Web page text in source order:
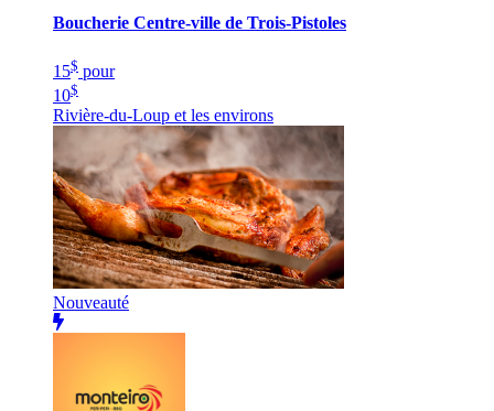
Boucherie Centre-ville de Trois-Pistoles
15$ pour
10$
Rivière-du-Loup et les environs
Nouveauté